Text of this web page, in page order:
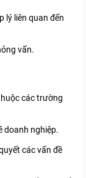
lý liên quan đến
vấn.
các trường
doanh nghiệp.
các vấn đề